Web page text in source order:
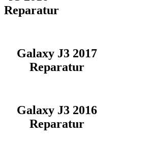
Reparatur
Galaxy J3 2017
Reparatur
Galaxy J3 2016
Reparatur